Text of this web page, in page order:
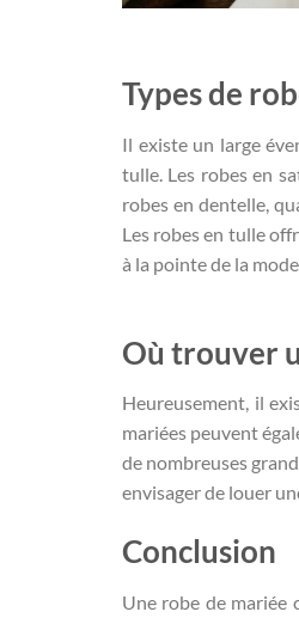
Types de
Il existe un large
tulle. Les robes en
robes en dentelle,
Les robes en tulle
à la pointe de la mode.
Où trouver
Heureusement, il
mariées peuvent
de nombreuses
envisager de louer
Conclusion
Une robe de mariée